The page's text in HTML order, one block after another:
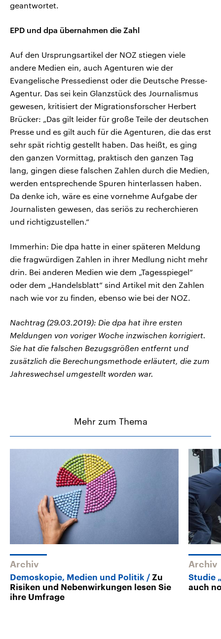
geantwortet.
EPD und dpa übernahmen die Zahl
Auf den Ursprungsartikel der NOZ stiegen viele
andere Medien ein, auch Agenturen wie der
Evangelische Pressedienst oder die Deutsche Presse-
Agentur. Das sei kein Glanzstück des Journalismus
gewesen, kritisiert der Migrationsforscher Herbert
Brücker: „Das gilt leider für große Teile der deutschen
Presse und es gilt auch für die Agenturen, die das erst
sehr spät richtig gestellt haben. Das heißt, es ging
den ganzen Vormittag, praktisch den ganzen Tag
lang, gingen diese falschen Zahlen durch die Medien,
werden entsprechende Spuren hinterlassen haben.
Da denke ich, wäre es eine vornehme Aufgabe der
Journalisten gewesen, das seriös zu recherchieren
und richtigzustellen.“
Immerhin: Die dpa hatte in einer späteren Meldung
die fragwürdigen Zahlen in ihrer Medlung nicht mehr
drin. Bei anderen Medien wie dem „Tagesspiegel“
oder dem „Handelsblatt“ sind Artikel mit den Zahlen
nach wie vor zu finden, ebenso wie bei der NOZ.
Nachtrag (29.03.2019): Die dpa hat ihre ersten
Meldungen von voriger Woche inzwischen korrigiert.
Sie hat die falschen Bezugsgrößen entfernt und
zusätzlich die Berechungsmethode erläutert, die zum
Jahreswechsel umgestellt worden war.
Mehr zum Thema
Archiv
Demoskopie, Medien und Politik
Zu
Risiken und Nebenwirkungen lesen Sie
ihre Umfrage
Archiv
Studie
auch